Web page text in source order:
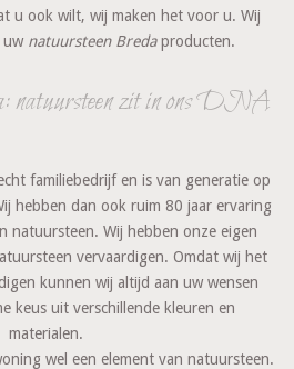
u ook wilt, wij maken het voor u. Wij
uw natuursteen Bredaproducten.
natuursteen zit in ons DNA
familiebedrijf en is van generatie op
hebben dan ook ruim 80 jaar ervaring
natuursteen. Wij hebben onze eigen
vervaardigen. Omdat wij het
kunnen wij altijd aan uw wensen
keus uit verschillende kleuren en
materialen.
wel een element van natuursteen.